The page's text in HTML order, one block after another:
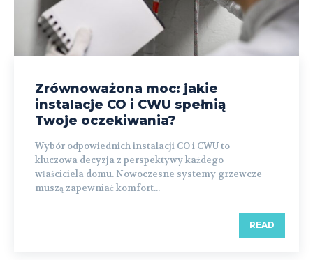
Zrównoważona moc: jakie
instalacje CO i CWU spełnią
Twoje oczekiwania?
Wybór odpowiednich instalacji CO i CWU to
kluczowa decyzja z perspektywy każdego
właściciela domu. Nowoczesne systemy grzewcze
muszą zapewniać komfort...
READ